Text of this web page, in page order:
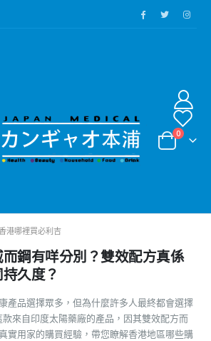
0
港哪裡買必利吉
鋼有咩分別？雙效配方真係
久度？
產品選擇眾多，但為什麼許多人最終都會選擇
來自印度太陽藥廠的產品，因其雙效配方而
實用家的購買經驗，帶您瞭解香港地區哪些購